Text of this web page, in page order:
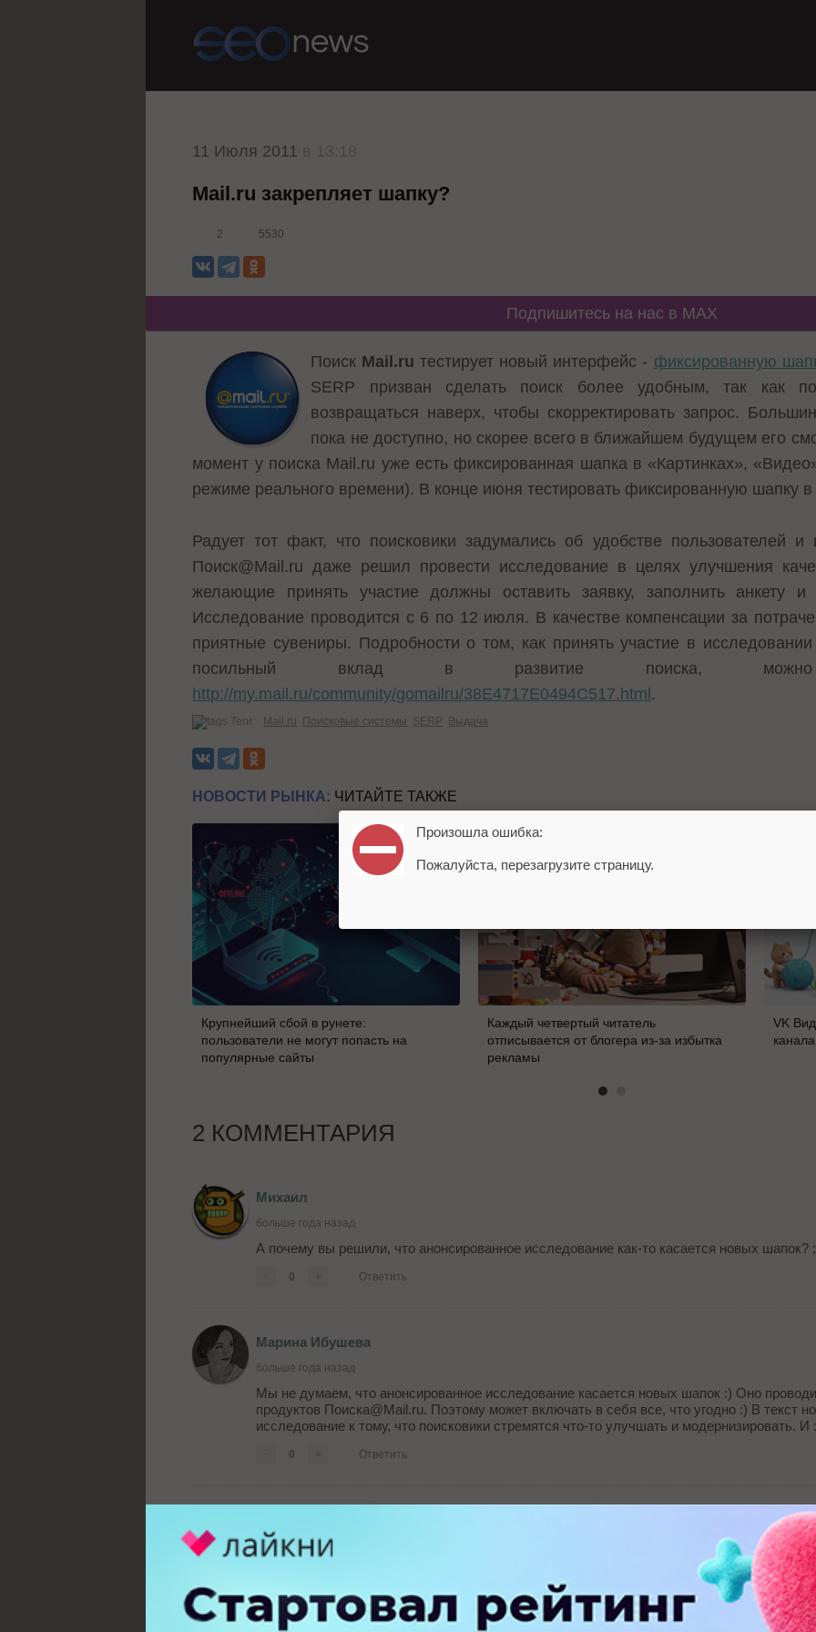
11 Июля 2011
Mail.ru закрепляет шапку?
2 5530
Подпишитесь на нас в MAX
Поиск Mail.ru тестирует новый интерфейс - фиксированную
SERP призван сделать поиск более удобным, так как
возвращаться наверх, чтобы скорректировать запрос.
пока не доступно, но скорее всего в ближайшем будущем его
момент у поиска Mail.ru уже есть фиксированная шапка в «Картинках»,
режиме реального времени). В конце июня тестировать фиксированную шапку
Радует тот факт, что поисковики задумались об удобстве пользователей и
Поиск@Mail.ru даже решил провести исследование в целях улучшения
желающие принять участие должны оставить заявку, заполнить анкету
Исследование проводится с 6 по 12 июля. В качестве компенсации за
приятные сувениры. Подробности о том, как принять участие в
посильный вклад в развитие поиска,
http://my.mail.ru/community/gomailru/38E4717E0494C517.html.
Теги: Mail.ru Поисковые системы SERP Выдача
НОВОСТИ РЫНКА: ЧИТАЙТЕ ТАКЖЕ
Крупнейший сбой в рунете:
пользователи не могут попасть на
популярные сайты
Каждый четвертый читатель
отписывается от блогера из-за избытка
рекламы
VK
2 КОММЕНТАРИЯ
Михаил
больше года назад
А почему вы решили, что анонсированное исследование как-то касается новых шапок?
0 Ответить
Марина Ибушева
больше года назад
Мы не думаем, что анонсированное исследование касается новых шапок :) Оно
продуктов Поиска@Mail.ru. Поэтому может включать в себя все, что угодно :) В текст
исследование к тому, что поисковики стремятся что-то улучшать и модернизировать.
0 Ответить
Произошла ошибка:
Пожалуйста, перезагрузите страницу.